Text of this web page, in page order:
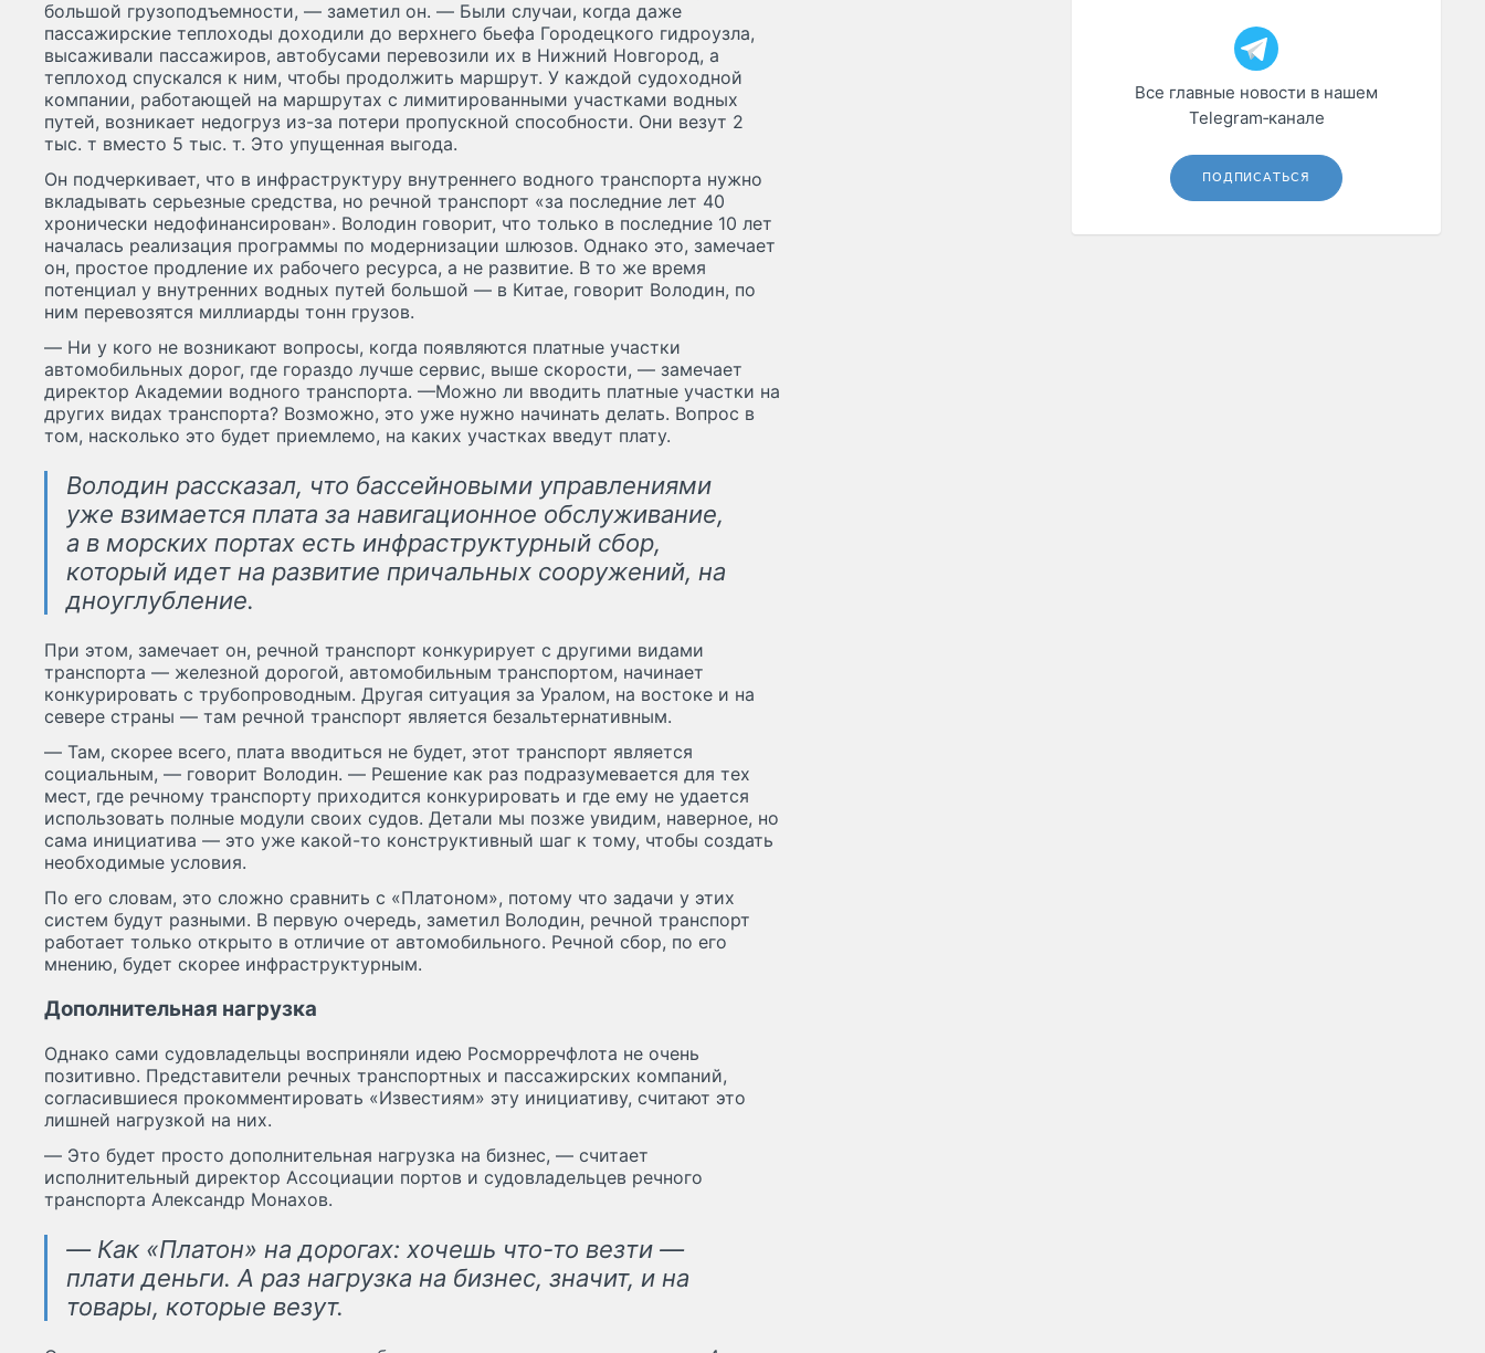
большой грузоподъемности, — заметил он. — Были случаи, когда даже
пассажирские теплоходы доходили до верхнего бьефа Городецкого гидроузла,
высаживали пассажиров, автобусами перевозили их в Нижний Новгород, а
теплоход спускался к ним, чтобы продолжить маршрут. У каждой судоходной
компании, работающей на маршрутах с лимитированными участками водных
путей, возникает недогруз из-за потери пропускной способности. Они везут 2
тыс. т вместо 5 тыс. т. Это упущенная выгода.
Он подчеркивает, что в инфраструктуру внутреннего водного транспорта нужно
вкладывать серьезные средства, но речной транспорт «за последние лет 40
хронически недофинансирован». Володин говорит, что только в последние 10 лет
началась реализация программы по модернизации шлюзов. Однако это, замечает
он, простое продление их рабочего ресурса, а не развитие. В то же время
потенциал у внутренних водных путей большой — в Китае, говорит Володин, по
ним перевозятся миллиарды тонн грузов.
— Ни у кого не возникают вопросы, когда появляются платные участки
автомобильных дорог, где гораздо лучше сервис, выше скорости, — замечает
директор Академии водного транспорта. —Можно ли вводить платные участки на
других видах транспорта? Возможно, это уже нужно начинать делать. Вопрос в
том, насколько это будет приемлемо, на каких участках введут плату.
Володин рассказал, что бассейновыми управлениями
уже взимается плата за навигационное обслуживание,
а в морских портах есть инфраструктурный сбор,
который идет на развитие причальных сооружений, на
дноуглубление.
При этом, замечает он, речной транспорт конкурирует с другими видами
транспорта — железной дорогой, автомобильным транспортом, начинает
конкурировать с трубопроводным. Другая ситуация за Уралом, на востоке и на
севере страны — там речной транспорт является безальтернативным.
— Там, скорее всего, плата вводиться не будет, этот транспорт является
социальным, — говорит Володин. — Решение как раз подразумевается для тех
мест, где речному транспорту приходится конкурировать и где ему не удается
использовать полные модули своих судов. Детали мы позже увидим, наверное, но
сама инициатива — это уже какой-то конструктивный шаг к тому, чтобы создать
необходимые условия.
По его словам, это сложно сравнить с «Платоном», потому что задачи у этих
систем будут разными. В первую очередь, заметил Володин, речной транспорт
работает только открыто в отличие от автомобильного. Речной сбор, по его
мнению, будет скорее инфраструктурным.
Дополнительная нагрузка
Однако сами судовладельцы восприняли идею Росморречфлота не очень
позитивно. Представители речных транспортных и пассажирских компаний,
согласившиеся прокомментировать «Известиям» эту инициативу, считают это
лишней нагрузкой на них.
— Это будет просто дополнительная нагрузка на бизнес, — считает
исполнительный директор Ассоциации портов и судовладельцев речного
транспорта Александр Монахов.
— Как «Платон» на дорогах: хочешь что-то везти —
плати деньги. А раз нагрузка на бизнес, значит, и на
товары, которые везут.
Все главные новости в нашем
Telegram‑канале
ПОДПИСАТЬСЯ